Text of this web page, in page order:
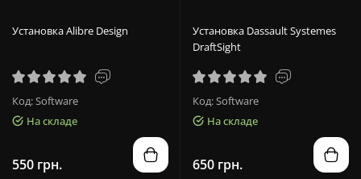
Установка Alibre Design
Код: Software
На складе
550 грн.
Установка Dassault Systemes
DraftSight
Код: Software
На складе
650 грн.